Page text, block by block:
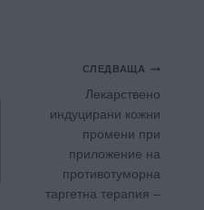
СЛЕДВАЩА
Лекарствено
индуцирани кожни
промени при
приложение на
противотуморна
таргетна терапия –